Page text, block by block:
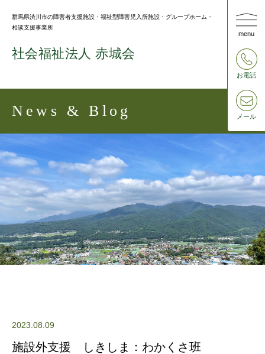
群⾺県渋川市の障害者⽀援施設・福祉型障害児⼊所施設・グループホーム・
相談⽀援事業所
社会福祉法⼈ 赤城会
News & Blog
menu
お電話
メール
2023.08.09
施設外支援 しきしま：わかくさ班